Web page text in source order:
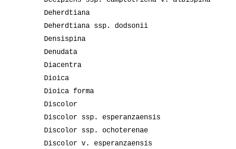
Deherdtiana
Deherdtiana ssp. dodsonii
Densispina
Denudata
Diacentra
Dioica
Dioica forma
Discolor
Discolor ssp. esperanzaensis
Discolor ssp. ochoterenae
Discolor v. esperanzaensis